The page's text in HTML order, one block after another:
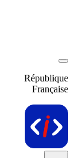
République
Française